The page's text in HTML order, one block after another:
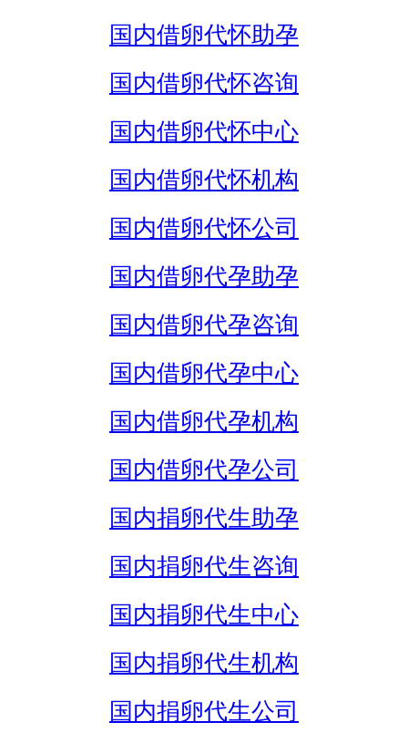
国内借卵代怀助孕
国内借卵代怀咨询
国内借卵代怀中心
国内借卵代怀机构
国内借卵代怀公司
国内借卵代孕助孕
国内借卵代孕咨询
国内借卵代孕中心
国内借卵代孕机构
国内借卵代孕公司
国内捐卵代生助孕
国内捐卵代生咨询
国内捐卵代生中心
国内捐卵代生机构
国内捐卵代生公司